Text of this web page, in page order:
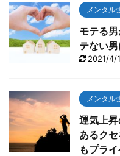
メンタル
モテる
テない
2021/4/
メンタル
運気上
あるク
もプラ